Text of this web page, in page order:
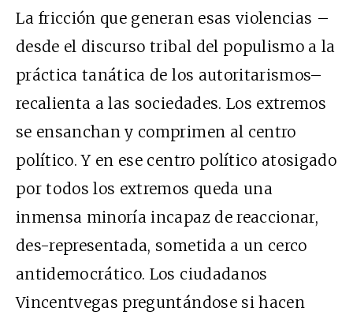
La fricción que generan esas violencias –
desde el discurso tribal del populismo a la
práctica tanática de los autoritarismos–
recalienta a las sociedades. Los extremos
se ensanchan y comprimen al centro
político. Y en ese centro político atosigado
por todos los extremos queda una
inmensa minoría incapaz de reaccionar,
des-representada, sometida a un cerco
antidemocrático. Los ciudadanos
Vincentvegas preguntándose si hacen